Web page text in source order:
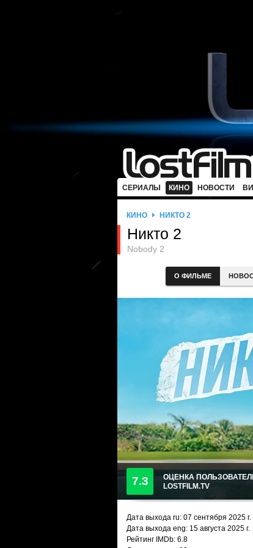
СЕРИАЛЫ КИНО НОВОСТИ
КИНО НИКТО 2
Никто 2
Nobody 2
О ФИЛЬМЕ
7.3
ОЦЕНКА
LOSTFILM.TV
Дата выхода ru: 07 сентября 2025 г.
Дата выхода eng: 15 августа 2025 г.
Рейтинг IMDb: 6.8